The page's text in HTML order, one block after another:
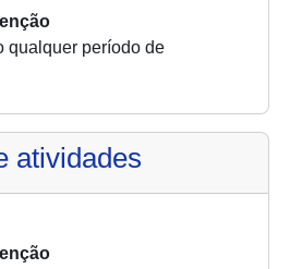
qualquer período de
atividades